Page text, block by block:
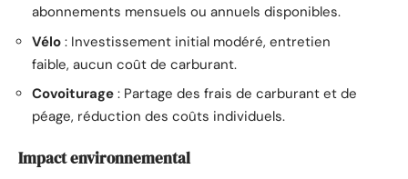
abonnements mensuels ou annuels disponibles.
Vélo : Investissement initial modéré, entretien
faible, aucun coût de carburant.
Covoiturage : Partage des frais de carburant et de
péage, réduction des coûts individuels.
Impact environnemental